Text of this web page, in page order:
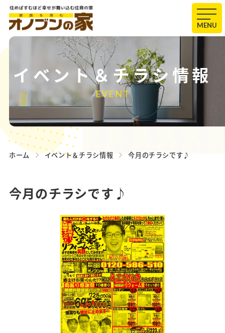
MENU
イベント＆チラシ情報
EVENT
ホーム イベント＆チラシ情報 今月のチラシです♪
今月のチラシです♪